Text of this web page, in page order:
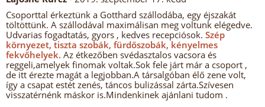
Csoporttal érkeztünk a Gotthard szállodába, egy éjszakát
töltöttünk. A szállodával maximálisan meg voltunk elégedve.
Udvarias fogadtatás, gyors , kedves recepciósok. Szép
környezet, tiszta szobák, fürdőszobák, kényelmes
fekvőhelyek. Az étkezőben svédasztalos vacsora és
reggeli,amelyek finomak voltak.Sok fele járt már a csoport ,
de itt érezte magát a legjobban.A társalgóban élő zene volt,
így a csapat estét zenés, táncos bulizással zárta.Szívesen
visszatérnénk máskor is.Mindenkinek ajánlani tudom .